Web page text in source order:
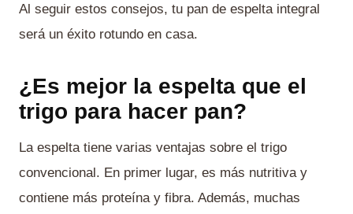
Al seguir estos consejos, tu pan de espelta integral
será un éxito rotundo en casa.
¿Es mejor la espelta que el
trigo para hacer pan?
La espelta tiene varias ventajas sobre el trigo
convencional. En primer lugar, es más nutritiva y
contiene más proteína y fibra. Además, muchas